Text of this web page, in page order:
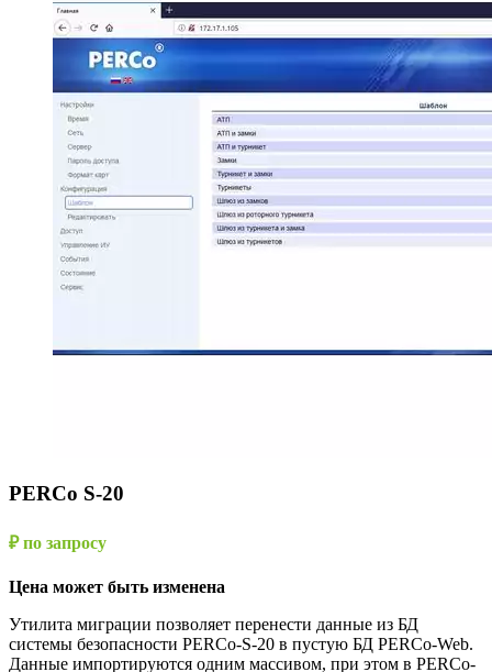
PERCo S-20
₽ по запросу
Цена может быть изменена
Утилита миграции позволяет перенести данные из БД
системы безопасности PERCo-S-20 в пустую БД PERCo-Web.
Данные импортируются одним массивом, при этом в PERCo-